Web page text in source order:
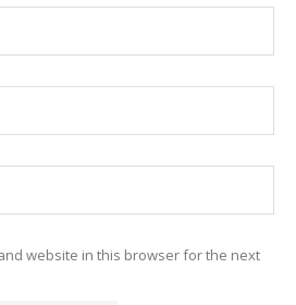
website in this browser for the next